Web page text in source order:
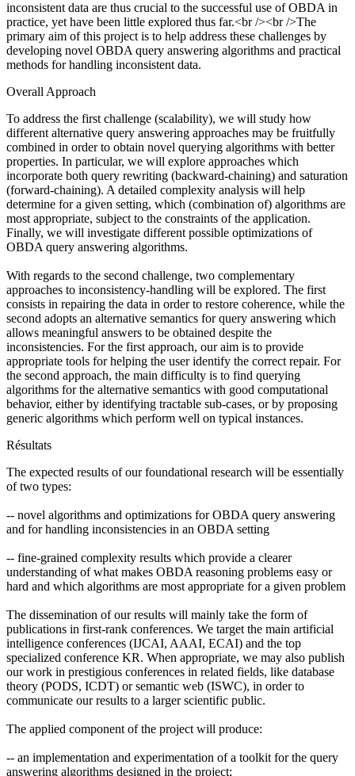
inconsistent data are thus crucial to the successful use of OBDA in
practice, yet have been little explored thus far.<br /><br />The
primary aim of this project is to help address these challenges by
developing novel OBDA query answering algorithms and practical
methods for handling inconsistent data.
Overall Approach
To address the first challenge (scalability), we will study how
different alternative query answering approaches may be fruitfully
combined in order to obtain novel querying algorithms with better
properties. In particular, we will explore approaches which
incorporate both query rewriting (backward-chaining) and saturation
(forward-chaining). A detailed complexity analysis will help
determine for a given setting, which (combination of) algorithms are
most appropriate, subject to the constraints of the application.
Finally, we will investigate different possible optimizations of
OBDA query answering algorithms.
With regards to the second challenge, two complementary
approaches to inconsistency-handling will be explored. The first
consists in repairing the data in order to restore coherence, while the
second adopts an alternative semantics for query answering which
allows meaningful answers to be obtained despite the
inconsistencies. For the first approach, our aim is to provide
appropriate tools for helping the user identify the correct repair. For
the second approach, the main difficulty is to find querying
algorithms for the alternative semantics with good computational
behavior, either by identifying tractable sub-cases, or by proposing
generic algorithms which perform well on typical instances.
Résultats
The expected results of our foundational research will be essentially
of two types:
-- novel algorithms and optimizations for OBDA query answering
and for handling inconsistencies in an OBDA setting
-- fine-grained complexity results which provide a clearer
understanding of what makes OBDA reasoning problems easy or
hard and which algorithms are most appropriate for a given problem
The dissemination of our results will mainly take the form of
publications in first-rank conferences. We target the main artificial
intelligence conferences (IJCAI, AAAI, ECAI) and the top
specialized conference KR. When appropriate, we may also publish
our work in prestigious conferences in related fields, like database
theory (PODS, ICDT) or semantic web (ISWC), in order to
communicate our results to a larger scientific public.
The applied component of the project will produce:
-- an implementation and experimentation of a toolkit for the query
answering algorithms designed in the project;